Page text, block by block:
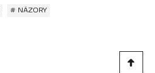
# NÁZORY